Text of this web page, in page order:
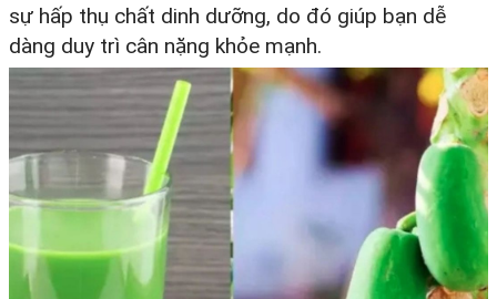
sự hấp thụ chất dinh dưỡng, do đó giúp bạn dễ
dàng duy trì cân nặng khỏe mạnh.